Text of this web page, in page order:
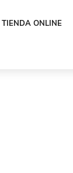
TIENDA ONLINE